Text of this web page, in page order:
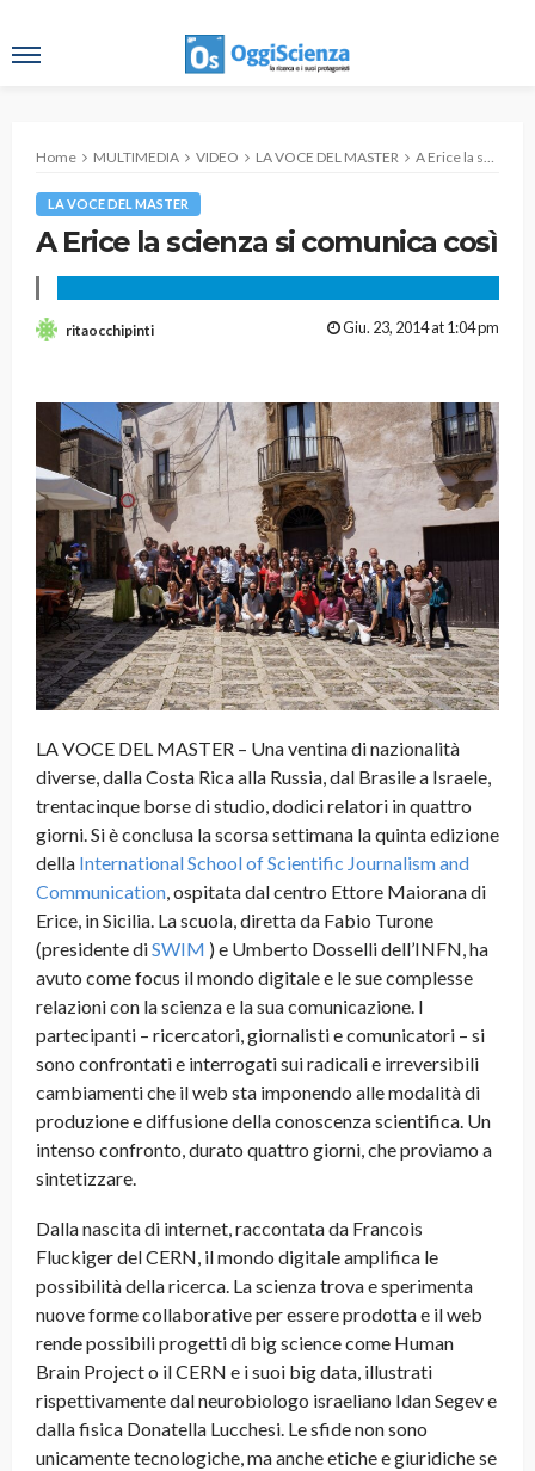
Home MULTIMEDIA VIDEO LA VOCE DEL MASTER A Erice la scienza si comunica così
LA VOCE DEL MASTER
A Erice la scienza si comunica così
ritaocchipinti Giu. 23, 2014 at 1:04 pm
LA VOCE DEL MASTER – Una ventina di nazionalità
diverse, dalla Costa Rica alla Russia, dal Brasile a Israele,
trentacinque borse di studio, dodici relatori in quattro
giorni. Si è conclusa la scorsa settimana la quinta edizione
della International School of Scientific Journalism and
Communication, ospitata dal centro Ettore Maiorana di
Erice, in Sicilia. La scuola, diretta da Fabio Turone
(presidente diSWIM ) e Umberto Dosselli dell’INFN, ha
avuto come focus il mondo digitale e le sue complesse
relazioni con la scienza e la sua comunicazione. I
partecipanti – ricercatori, giornalisti e comunicatori – si
sono confrontati e interrogati sui radicali e irreversibili
cambiamenti che il web sta imponendo alle modalità di
produzione e diffusione della conoscenza scientifica. Un
intenso confronto, durato quattro giorni, che proviamo a
sintetizzare.
Dalla nascita di internet, raccontata da Francois
Fluckiger del CERN, il mondo digitale amplifica le
possibilità della ricerca. La scienza trova e sperimenta
nuove forme collaborative per essere prodotta e il web
rende possibili progetti di big science come Human
Brain Project o il CERN e i suoi big data, illustrati
rispettivamente dal neurobiologo israeliano Idan Segev e
dalla fisica Donatella Lucchesi. Le sfide non sono
unicamente tecnologiche, ma anche etiche e giuridiche se